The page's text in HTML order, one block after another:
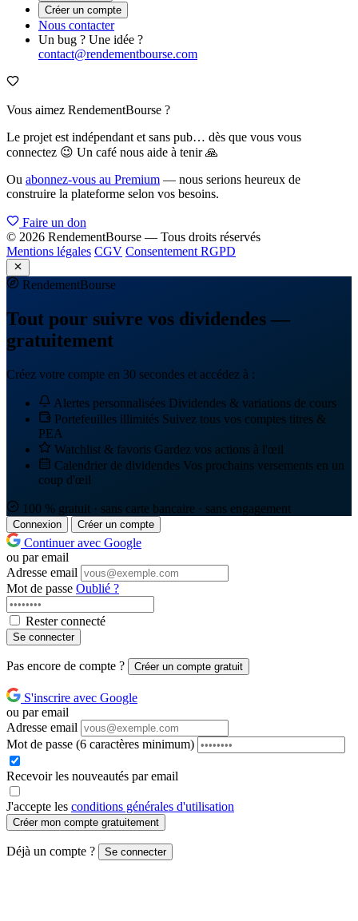
Créer un compte
Nous contacter
Un bug ? Une idée ?
contact@rendementbourse.com
Vous aimez RendementBourse ?
Le projet est indépendant et sans pub… dès que vous vous
connectez 😉 Un café nous aide à tenir 🙏
Ou abonnez-vous au Premium — nous serions heureux de
construire la plateforme selon vos besoins.
Faire un don
© 2026 RendementBourse — Tous droits réservés
Mentions légales CGV Consentement RGPD
RendementBourse
Tout pour suivre vos dividendes —
gratuitement
Créez votre compte en 30 secondes et accédez à :
Alertes personnalisées Dividendes & variations de cours
Portefeuilles illimités Suivez tous vos comptes titres &
PEA
Watchlist & favoris Gardez vos actions à l'œil
Calendrier de dividendes Vos prochains versements en un
coup d'œil
100 % gratuit · sans carte bancaire · sans engagement
Connexion Créer un compte
Continuer avec Google
ou par email
Adresse email
Mot de passe Oublié ?
Rester connecté
Se connecter
Pas encore de compte ? Créer un compte gratuit
S'inscrire avec Google
ou par email
Adresse email
Mot de passe (6 caractères minimum)
Recevoir les nouveautés par email
J'accepte les conditions générales d'utilisation
Créer mon compte gratuitement
Déjà un compte ? Se connecter